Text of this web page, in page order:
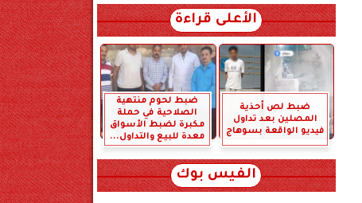
الأعلى قراءة
ضبط لص أحذية
المصلين بعد تداول
فيديو الواقعة بسوهاج
ضبط لحوم منتهية
الصلاحية في حملة
مكبرة لضبط الأسواق
معدة للبيع والتداول...
الفيس بوك